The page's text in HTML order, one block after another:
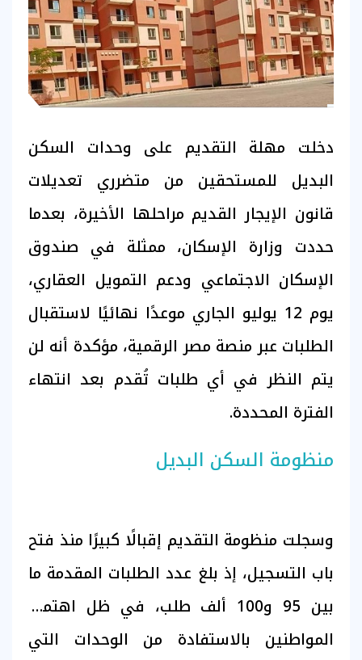
دخلت مهلة التقديم على وحدات السكن
البديل للمستحقين من متضرري تعديلات
قانون الإيجار القديم مراحلها الأخيرة، بعدما
حددت وزارة الإسكان، ممثلة في صندوق
الإسكان الاجتماعي ودعم التمويل العقاري،
يوم 12 يوليو الجاري موعدًا نهائيًا لاستقبال
الطلبات عبر منصة مصر الرقمية، مؤكدة أنه لن
يتم النظر في أي طلبات تُقدم بعد انتهاء
الفترة المحددة.
منظومة السكن البديل
وسجلت منظومة التقديم إقبالًا كبيرًا منذ فتح
باب التسجيل، إذ بلغ عدد الطلبات المقدمة ما
بين 95 و100 ألف طلب، في ظل اهتمام
المواطنين بالاستفادة من الوحدات التي